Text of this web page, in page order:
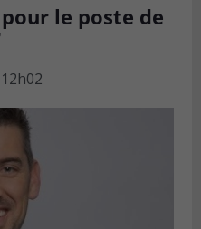
le poste de